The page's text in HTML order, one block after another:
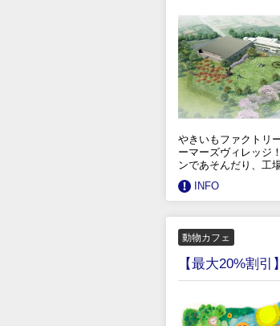
やきいもファクトリ
ーマーズヴィレッジ
ンであそんだり、工
INFO
動物カフェ
【最大20%割